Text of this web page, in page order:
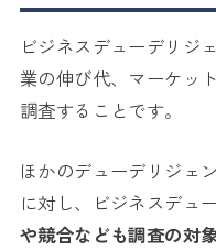
ビジネスデューデリジ
業の伸び代、マーケッ
調査することです。
ほかのデューデリジェ
に対し、ビジネスデュ
や競合なども調査の対